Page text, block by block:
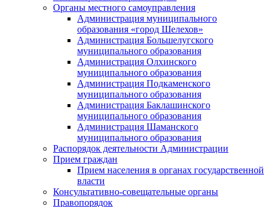
Органы местного самоуправления
Администрация муниципального
образования «город Шелехов»
Администрация Большелугского
муниципального образования
Администрация Олхинского
муниципального образования
Администрация Подкаменского
муниципального образования
Администрация Баклашинского
муниципального образования
Администрация Шаманского
муниципального образования
Распорядок деятельности Администрации
Прием граждан
Прием населения в органах государственной
власти
Консультативно-совещательные органы
Правопорядок